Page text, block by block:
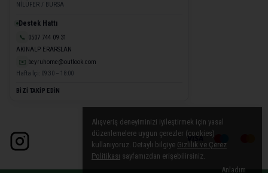
Alışveriş deneyiminizi iyileştirmek için yasal
düzenlemelere uygun çerezler (cookies)
kullanıyoruz. Detaylı bilgiye Gizlilik ve Çerez
Politikası sayfamızdan erişebilirsiniz.
Anladım
NİLÜFER / BURSA
Destek Hattı
📞 0507 744 09 31
AKINALP ERARSLAN
✉️ beyruhome@outlook.com
Hafta İçi: 09:30 – 18:00
BİZİ TAKİP EDİN